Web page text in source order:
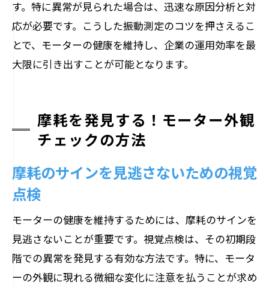
す。特に異常が見られた場合は、迅速な原因分析と対
応が必要です。こうした振動測定のコツを押さえるこ
とで、モーターの健康を維持し、企業の運用効率を最
大限に引き出すことが可能となります。
摩耗を発見する！モーター外観
チェックの方法
摩耗のサインを見逃さないための視覚
点検
モーターの健康を維持するためには、摩耗のサインを
見逃さないことが重要です。視覚点検は、その初期段
階での異常を発見する有効な方法です。特に、モータ
ーの外観に現れる微細な変化に注意を払うことが求め